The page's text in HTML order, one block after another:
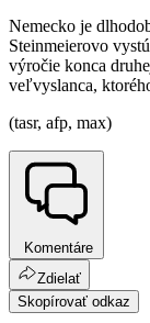
Nemecko je
Steinmeierovo
výročie konca
veľvyslanca,
(tasr, afp, max)
Komentáre
Zdielať
Skopírovať odkaz